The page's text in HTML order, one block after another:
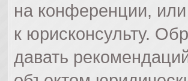
на конференции,
к юрисконсульту.
давать